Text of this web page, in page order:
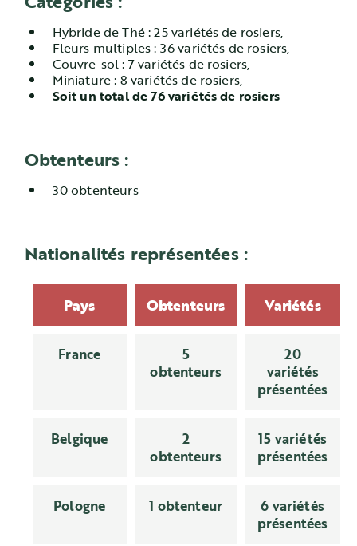
Hybride de Thé : 25 variétés de rosiers,
Fleurs multiples : 36 variétés de rosiers,
Couvre-sol : 7 variétés de rosiers,
Miniature : 8 variétés de rosiers,
Soit un total de 76 variétés de rosiers
Obtenteurs :
30 obtenteurs
Nationalités représentées :
Pays Obtenteurs Variétés
France
5
obtenteurs
20
variétés
présentées
Belgique
2
obtenteurs
15 variétés
présentées
Pologne 1 obtenteur
6 variétés
présentées